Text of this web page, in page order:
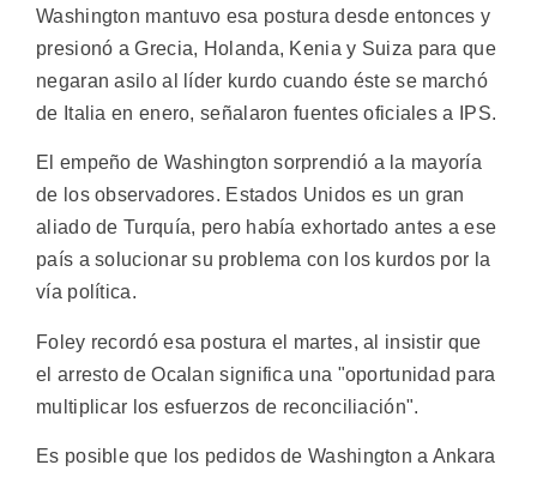
Washington mantuvo esa postura desde entonces y
presionó a Grecia, Holanda, Kenia y Suiza para que
negaran asilo al líder kurdo cuando éste se marchó
de Italia en enero, señalaron fuentes oficiales a IPS.
El empeño de Washington sorprendió a la mayoría
de los observadores. Estados Unidos es un gran
aliado de Turquía, pero había exhortado antes a ese
país a solucionar su problema con los kurdos por la
vía política.
Foley recordó esa postura el martes, al insistir que
el arresto de Ocalan significa una "oportunidad para
multiplicar los esfuerzos de reconciliación".
Es posible que los pedidos de Washington a Ankara